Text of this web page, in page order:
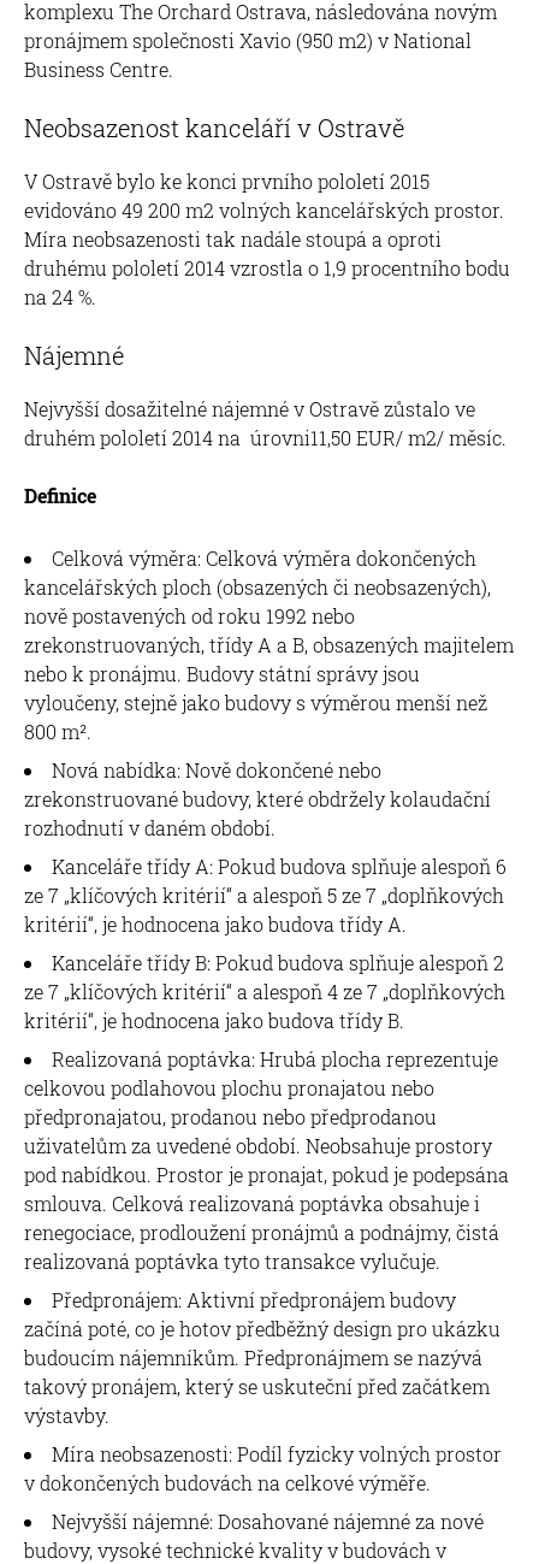
komplexu The Orchard Ostrava, následována novým
pronájmem společnosti Xavio (950 m2) v National
Business Centre.
Neobsazenost kanceláří v Ostravě
V Ostravě bylo ke konci prvního pololetí 2015
evidováno 49 200 m2 volných kancelářských prostor.
Míra neobsazenosti tak nadále stoupá a oproti
druhému pololetí 2014 vzrostla o 1,9 procentního bodu
na 24 %.
Nájemné
Nejvyšší dosažitelné nájemné v Ostravě zůstalo ve
druhém pololetí 2014 na úrovni11,50 EUR/ m2/ měsíc.
Definice
Celková výměra: Celková výměra dokončených
kancelářských ploch (obsazených či neobsazených),
nově postavených od roku 1992 nebo
zrekonstruovaných, třídy A a B, obsazených majitelem
nebo k pronájmu. Budovy státní správy jsou
vyloučeny, stejně jako budovy s výměrou menší než
800 m².
Nová nabídka: Nově dokončené nebo
zrekonstruované budovy, které obdržely kolaudační
rozhodnutí v daném období.
Kanceláře třídy A: Pokud budova splňuje alespoň 6
ze 7 „klíčových kritérií“ a alespoň 5 ze 7 „doplňkových
kritérií“, je hodnocena jako budova třídy A.
Kanceláře třídy B: Pokud budova splňuje alespoň 2
ze 7 „klíčových kritérií“ a alespoň 4 ze 7 „doplňkových
kritérií“, je hodnocena jako budova třídy B.
Realizovaná poptávka: Hrubá plocha reprezentuje
celkovou podlahovou plochu pronajatou nebo
předpronajatou, prodanou nebo předprodanou
uživatelům za uvedené období. Neobsahuje prostory
pod nabídkou. Prostor je pronajat, pokud je podepsána
smlouva. Celková realizovaná poptávka obsahuje i
renegociace, prodloužení pronájmů a podnájmy, čistá
realizovaná poptávka tyto transakce vylučuje.
Předpronájem: Aktivní předpronájem budovy
začíná poté, co je hotov předběžný design pro ukázku
budoucím nájemníkům. Předpronájmem se nazývá
takový pronájem, který se uskuteční před začátkem
výstavby.
Míra neobsazenosti: Podíl fyzicky volných prostor
v dokončených budovách na celkové výměře.
Nejvyšší nájemné: Dosahované nájemné za nové
budovy, vysoké technické kvality v budovách v